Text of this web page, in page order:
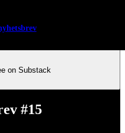
on Substack
#15